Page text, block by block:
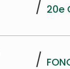
/ 20e
/